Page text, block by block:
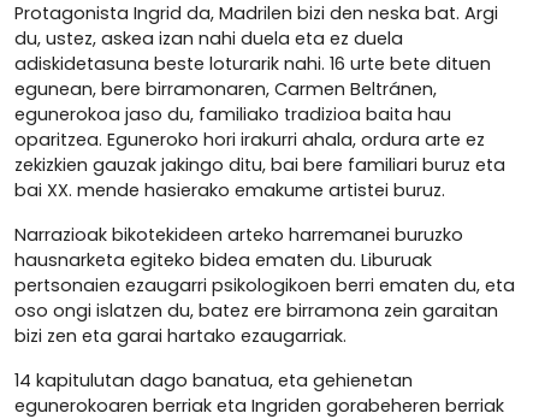
Protagonista Ingrid da, Madrilen bizi den neska bat. Argi
du, ustez, askea izan nahi duela eta ez duela
adiskidetasuna beste loturarik nahi. 16 urte bete dituen
egunean, bere birramonaren, Carmen Beltránen,
egunerokoa jaso du, familiako tradizioa baita hau
oparitzea. Eguneroko hori irakurri ahala, ordura arte ez
zekizkien gauzak jakingo ditu, bai bere familiari buruz eta
bai XX. mende hasierako emakume artistei buruz.
Narrazioak bikotekideen arteko harremanei buruzko
hausnarketa egiteko bidea ematen du. Liburuak
pertsonaien ezaugarri psikologikoen berri ematen du, eta
oso ongi islatzen du, batez ere birramona zein garaitan
bizi zen eta garai hartako ezaugarriak.
14 kapitulutan dago banatua, eta gehienetan
egunerokoaren berriak eta Ingriden gorabeheren berriak